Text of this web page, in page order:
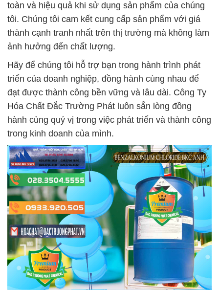
toàn và hiệu quả khi sử dụng sản phẩm của chúng
tôi. Chúng tôi cam kết cung cấp sản phẩm với giá
thành cạnh tranh nhất trên thị trường mà không làm
ảnh hưởng đến chất lượng.
Hãy để chúng tôi hỗ trợ bạn trong hành trình phát
triển của doanh nghiệp, đồng hành cùng nhau để
đạt được thành công bền vững và lâu dài. Công Ty
Hóa Chất Đắc Trường Phát luôn sẵn lòng đồng
hành cùng quý vị trong việc phát triển và thành công
trong kinh doanh của mình.